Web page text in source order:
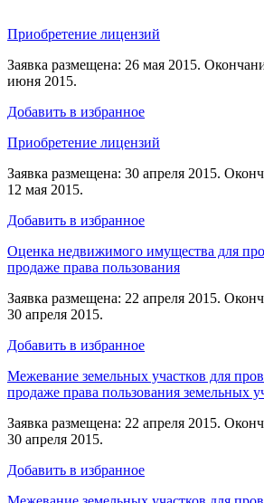
Приобретение лицензий
Заявка размещена: 26 мая 2015.
июня 2015.
Добавить в избранное
Приобретение лицензий
Заявка размещена: 30 апреля 2015.
12 мая 2015.
Добавить в избранное
Оценка недвижимого имущества для
продаже права пользования
Заявка размещена: 22 апреля 2015.
30 апреля 2015.
Добавить в избранное
Межевание земельных участков для
продаже права пользования земельных
Заявка размещена: 22 апреля 2015.
30 апреля 2015.
Добавить в избранное